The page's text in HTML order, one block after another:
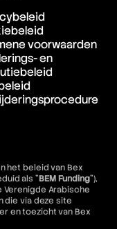
voorwaarden
en
het beleid van Bex
als "BEM Funding"),
Arabische
die via deze site
en toezicht van Bex